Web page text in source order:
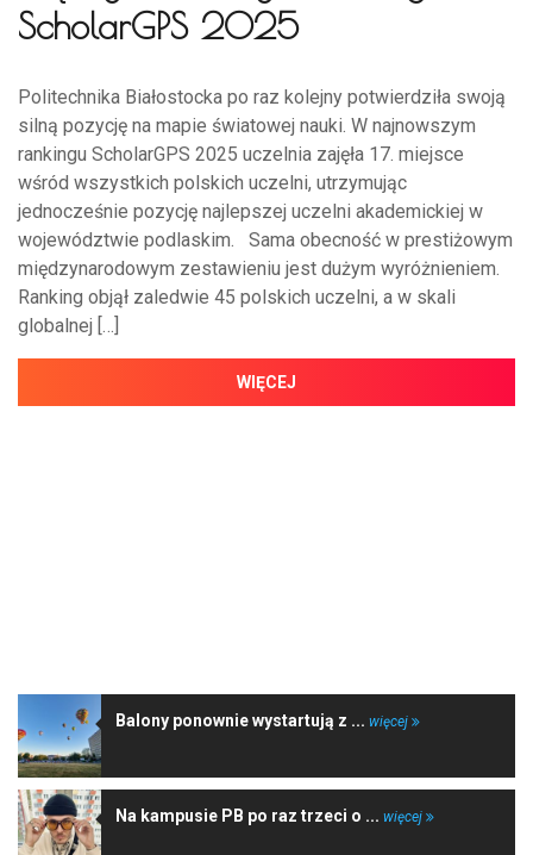
ScholarGPS 2025
Politechnika Białostocka po raz kolejny potwierdziła swoją
silną pozycję na mapie światowej nauki. W najnowszym
rankingu ScholarGPS 2025 uczelnia zajęła 17. miejsce
wśród wszystkich polskich uczelni, utrzymując
jednocześnie pozycję najlepszej uczelni akademickiej w
województwie podlaskim. Sama obecność w prestiżowym
międzynarodowym zestawieniu jest dużym wyróżnieniem.
Ranking objął zaledwie 45 polskich uczelni, a w skali
globalnej […]
WIĘCEJ
Balony ponownie wystartują z ... więcej
Na kampusie PB po raz trzeci o ... więcej